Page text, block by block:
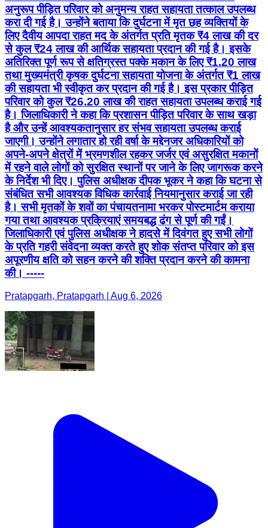
अनुरूप पीड़ित परिवार को अनुमन्य राहत सहायता तत्काल उपलब्ध
करा दी गई है। उन्होंने बताया कि दुर्घटना में मृत छह व्यक्तियों के
लिए दैवीय आपदा राहत मद के अंतर्गत प्रति मृतक ₹4 लाख की दर
से कुल ₹24 लाख की आर्थिक सहायता प्रदान की गई है। इसके
अतिरिक्त पूर्ण रूप से क्षतिग्रस्त पक्के मकान के लिए ₹1.20 लाख
तथा मुख्यमंत्री कृषक दुर्घटना सहायता योजना के अंतर्गत ₹1 लाख
की सहायता भी स्वीकृत कर प्रदान की गई है। इस प्रकार पीड़ित
परिवार को कुल ₹26.20 लाख की राहत सहायता उपलब्ध कराई गई
है। जिलाधिकारी ने कहा कि प्रशासन पीड़ित परिवार के साथ खड़ा
है और उन्हें आवश्यकतानुसार हर संभव सहायता उपलब्ध कराई
जाएगी। उन्होंने लगातार हो रही वर्षा के मद्देनजर अधिकारियों को
अपने-अपने क्षेत्रों में भ्रमणशील रहकर जर्जर एवं असुरक्षित मकानों
में रहने वाले लोगों को सुरक्षित स्थानों पर जाने के लिए जागरूक करने
के निर्देश भी दिए। पुलिस अधीक्षक दीपक भूकर ने कहा कि घटना से
संबंधित सभी आवश्यक विधिक कार्रवाई नियमानुसार कराई जा रही
है। सभी मृतकों के शवों का पंचायतनामा भरकर पोस्टमार्टम कराया
गया तथा आवश्यक प्रक्रियाएं समयबद्ध ढंग से पूर्ण की गईं।
जिलाधिकारी एवं पुलिस अधीक्षक ने हादसे में दिवंगत हुए सभी लोगों
के प्रति गहरी संवेदना व्यक्त करते हुए शोक संतप्त परिवार को इस
अपूरणीय क्षति को सहन करने की शक्ति प्रदान करने की कामना
की। -----
Pratapgarh, Pratapgarh | Aug 6, 2026